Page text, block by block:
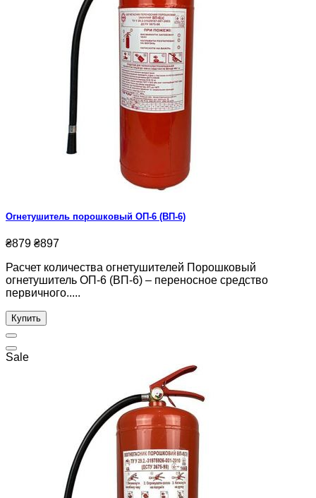
Огнетушитель порошковый ОП-6 (ВП-6)
₴879 ₴897
Расчет количества огнетушителей Порошковый
огнетушитель ОП-6 (ВП-6) – переносное средство
первичного.....
Купить
Sale